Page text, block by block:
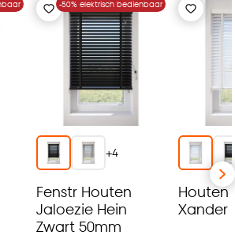
is dat je deze keuze altijd nog
hiervoor onze
-50% elektrisch bedienbaar
+4
Fenstr Houten
Jaloezie Hein
Zwart 50mm
Houten
Xander